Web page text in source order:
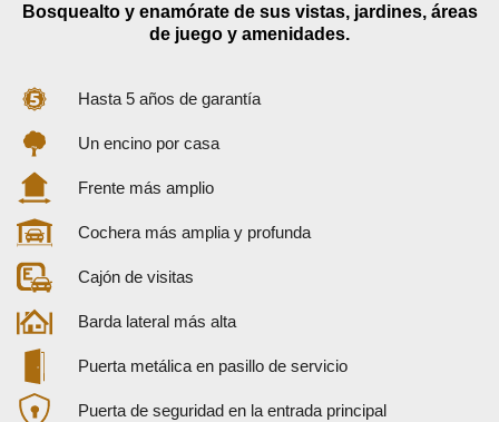
Bosquealto y enamórate de sus vistas, jardines, áreas
de juego y amenidades.
Hasta 5 años de garantía​
Un encino por casa
Frente más amplio
Cochera más amplia y profunda
Cajón de visitas
Barda lateral más alta
Puerta metálica en pasillo de servicio
Puerta de seguridad en la entrada principal